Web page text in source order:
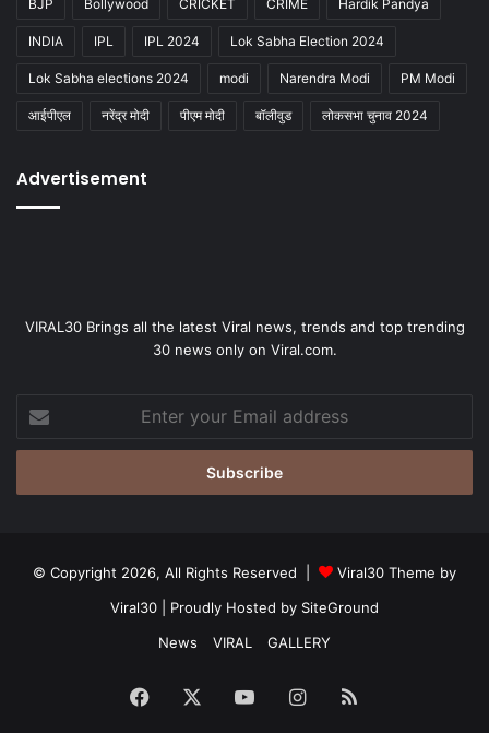
BJP Bollywood CRICKET CRIME Hardik Pandya
INDIA IPL IPL 2024 Lok Sabha Election 2024
Lok Sabha elections 2024 modi Narendra Modi PM Modi
आईपीएल नरेंद्र मोदी पीएम मोदी बॉलीवुड लोकसभा चुनाव 2024
Advertisement
VIRAL30 Brings all the latest Viral news, trends and top trending
30 news only on Viral.com.
your
Email
© Copyright 2026, All Rights Reserved |
Viral30 Theme by
Viral30 | Proudly Hosted by SiteGround
News
VIRAL GALLERY
Facebook YouTubeInstagram
RSS